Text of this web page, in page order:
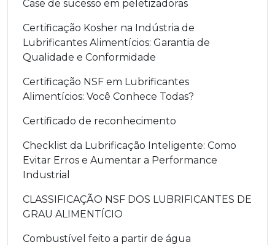
Case de sucesso em peletizadoras
Certificação Kosher na Indústria de
Lubrificantes Alimentícios: Garantia de
Qualidade e Conformidade
Certificação NSF em Lubrificantes
Alimentícios: Você Conhece Todas?
Certificado de reconhecimento
Checklist da Lubrificação Inteligente: Como
Evitar Erros e Aumentar a Performance
Industrial
CLASSIFICAÇÃO NSF DOS LUBRIFICANTES DE
GRAU ALIMENTÍCIO
Combustível feito a partir de água